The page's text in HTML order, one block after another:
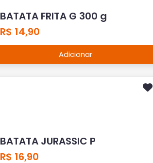
BATATA FRITA G 300 g
R$ 14,90
Adicionar
BATATA JURASSIC P
R$ 16,90